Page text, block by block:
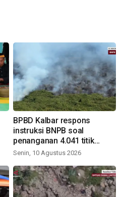
BPBD Kalbar respons
instruksi BNPB soal
penanganan 4.041 titik
panas
Senin, 10 Agustus 2026